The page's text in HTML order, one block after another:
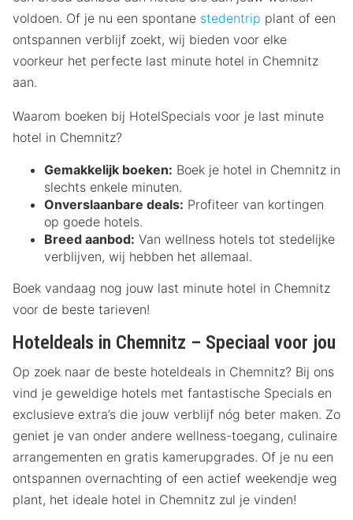
voldoen. Of je nu een spontane stedentrip plant of een
ontspannen verblijf zoekt, wij bieden voor elke
voorkeur het perfecte last minute hotel in Chemnitz
aan.
Waarom boeken bij HotelSpecials voor je last minute
hotel in Chemnitz?
Gemakkelijk boeken: Boek je hotel in Chemnitz in
slechts enkele minuten.
Onverslaanbare deals: Profiteer van kortingen
op goede hotels.
Breed aanbod: Van wellness hotels tot stedelijke
verblijven, wij hebben het allemaal.
Boek vandaag nog jouw last minute hotel in Chemnitz
voor de beste tarieven!
Hoteldeals in Chemnitz – Speciaal voor jou
Op zoek naar de beste hoteldeals in Chemnitz? Bij ons
vind je geweldige hotels met fantastische Specials en
exclusieve extra’s die jouw verblijf nóg beter maken. Zo
geniet je van onder andere wellness-toegang, culinaire
arrangementen en gratis kamerupgrades. Of je nu een
ontspannen overnachting of een actief weekendje weg
plant, het ideale hotel in Chemnitz zul je vinden!